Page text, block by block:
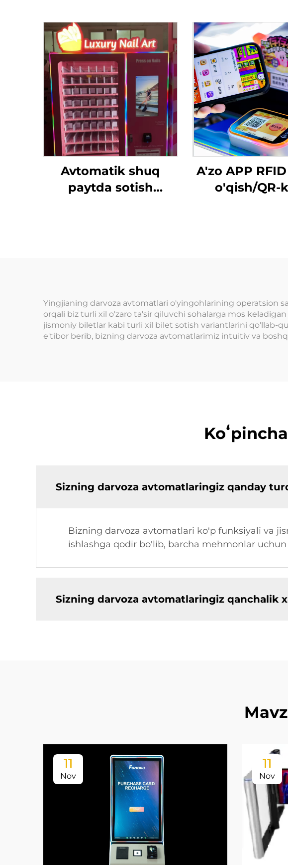
Avtomatik shuq
paytda sotish
A'zo APP
o'qish/QR-
Yingjianing darvoza avtomatlari o'yingohlarining operatsion
orqali biz turli xil o'zaro ta'sir qiluvchi sohalarga mos
jismoniy biletlar kabi turli xil bilet sotish variantlarini qo'llab-
e'tibor berib, bizning darvoza avtomatlarimiz intuitiv va
Sizning darvoza avtomatlaringiz qanday
Bizning darvoza avtomatlari ko'p funksiyali va
ishlashga qodir bo'lib, barcha mehmonlar
Sizning darvoza avtomatlaringiz qanchalik
11
Nov
11
Nov